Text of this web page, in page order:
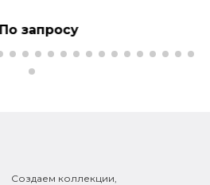
По запросу
Создаем коллекции,